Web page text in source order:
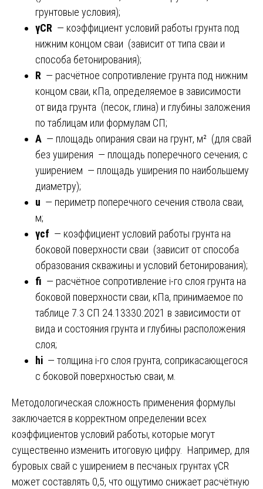
грунтовые условия);
γCR — коэффициент условий работы грунта под
нижним концом сваи (зависит от типа сваи и
способа бетонирования);
R — расчётное сопротивление грунта под нижним
концом сваи, кПа, определяемое в зависимости
от вида грунта (песок, глина) и глубины заложения
по таблицам или формулам СП;
A — площадь опирания сваи на грунт, м² (для свай
без уширения — площадь поперечного сечения; с
уширением — площадь уширения по наибольшему
диаметру);
u — периметр поперечного сечения ствола сваи,
м;
γcf — коэффициент условий работы грунта на
боковой поверхности сваи (зависит от способа
образования скважины и условий бетонирования);
fi — расчётное сопротивление i-го слоя грунта на
боковой поверхности сваи, кПа, принимаемое по
таблице 7.3 СП 24.13330.2021 в зависимости от
вида и состояния грунта и глубины расположения
слоя;
hi — толщина i-го слоя грунта, соприкасающегося
с боковой поверхностью сваи, м.
Методологическая сложность применения формулы
заключается в корректном определении всех
коэффициентов условий работы, которые могут
существенно изменить итоговую цифру. Например, для
буровых свай с уширением в песчаных грунтах γCR
может составлять 0,5, что ощутимо снижает расчётную